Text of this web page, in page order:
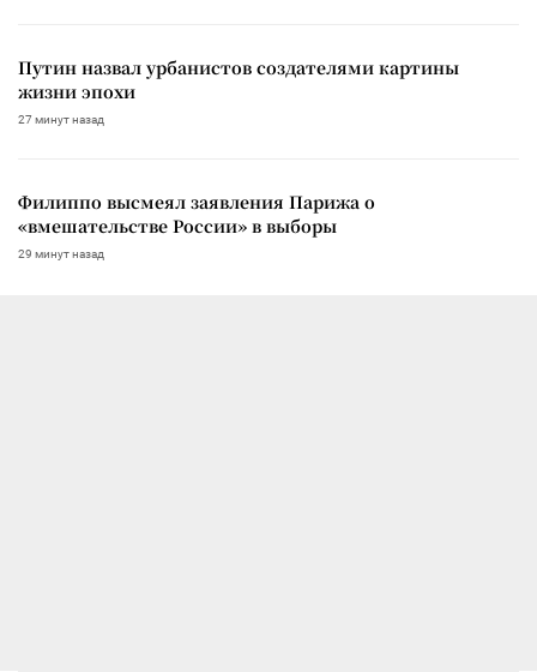
Путин назвал урбанистов создателями картины
жизни эпохи
27 минут назад
Филиппо высмеял заявления Парижа о
«вмешательстве России» в выборы
29 минут назад